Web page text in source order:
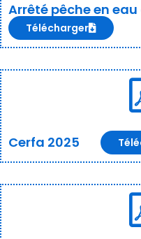
Arrêté pêche en
Télécharger
Cerfa 2025